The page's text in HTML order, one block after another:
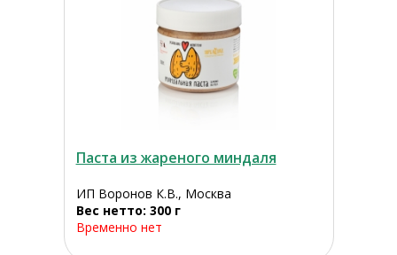
Паста из жареного миндаля
ИП Воронов К.В., Москва
Вес нетто: 300 г
Временно нет